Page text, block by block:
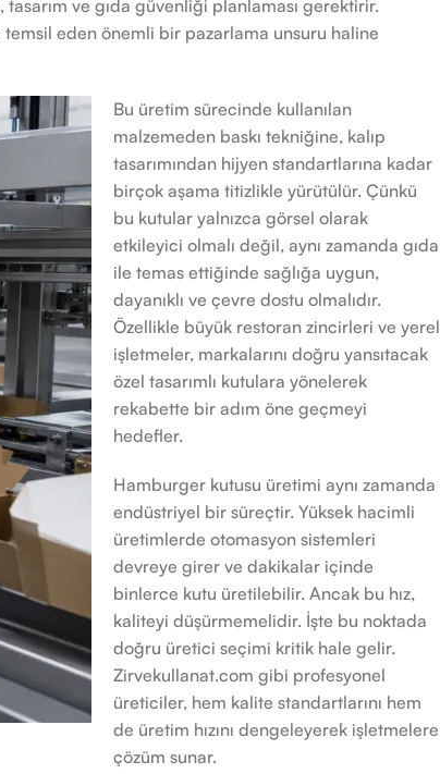
ve gıda güvenliği planlaması gerektirir.
temsil eden önemli bir pazarlama unsuru haline
Bu üretim sürecinde kullanılan
malzemeden baskı tekniğine, kalıp
tasarımından hijyen standartlarına kadar
birçok aşama titizlikle yürütülür. Çünkü
bu kutular yalnızca görsel olarak
etkileyici olmalı değil, aynı zamanda gıda
ile temas ettiğinde sağlığa uygun,
dayanıklı ve çevre dostu olmalıdır.
Özellikle büyük restoran zincirleri ve yerel
işletmeler, markalarını doğru yansıtacak
özel tasarımlı kutulara yönelerek
rekabette bir adım öne geçmeyi
hedefler.
Hamburger kutusu üretimi aynı zamanda
endüstriyel bir süreçtir. Yüksek hacimli
üretimlerde otomasyon sistemleri
devreye girer ve dakikalar içinde
binlerce kutu üretilebilir. Ancak bu hız,
kaliteyi düşürmemelidir. İşte bu noktada
doğru üretici seçimi kritik hale gelir.
Zirvekullanat.com gibi profesyonel
üreticiler, hem kalite standartlarını hem
de üretim hızını dengeleyerek işletmelere
çözüm sunar.